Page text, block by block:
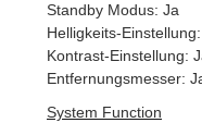
Standby Modus: Ja
Helligkeits-
Kontrast-Einstellung:
Entfernungsmesser:
System Function